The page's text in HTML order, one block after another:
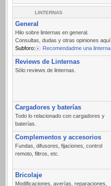
LINTERNAS
General
Hilo sobre linternas en general.
Consultas, dudas y otras opiniones aquí.
Subforo:
Recomendadme una linterna
Reviews de Linternas
Sólo reviews de linternas.
Cargadores y baterías
Todo lo relacionado con cargadores y
baterías.
Complementos y accesorios
Fundas, difusores, fijaciones, control
remoto, filtros, etc.
Bricolaje
Modificaciones, averías, reparaciones,